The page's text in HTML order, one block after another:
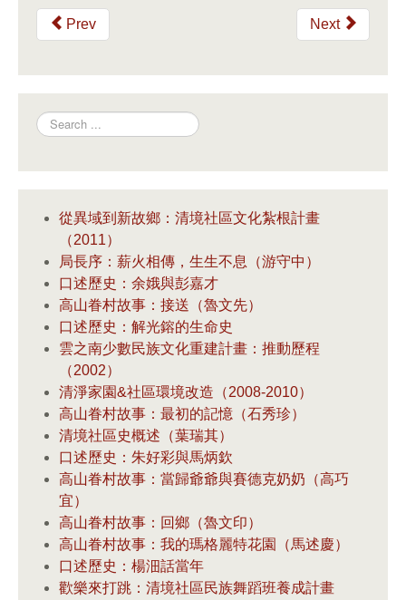
Prev Next
Search
從異域到新故鄉：清境社區文化紮根計畫
（2011）
局長序：薪火相傳，生生不息（游守中）
口述歷史：余娥與彭嘉才
高山眷村故事：接送（魯文先）
口述歷史：解光鎔的生命史
雲之南少數民族文化重建計畫：推動歷程
（2002）
清淨家園&社區環境改造（2008-2010）
高山眷村故事：最初的記憶（石秀珍）
清境社區史概述（葉瑞其）
口述歷史：朱好彩與馬炳欽
高山眷村故事：當歸爺爺與賽德克奶奶（高巧
宜）
高山眷村故事：回鄉（魯文印）
高山眷村故事：我的瑪格麗特花園（馬述慶）
口述歷史：楊沺話當年
歡樂來打跳：清境社區民族舞蹈班養成計畫